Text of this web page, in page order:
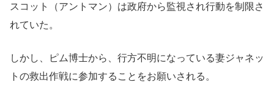
スコット（アントマン）は政府から監視され行動を制限さ
れていた。
しかし、ピム博士から、行方不明になっている妻ジャネッ
トの救出作戦に参加することをお願いされる。